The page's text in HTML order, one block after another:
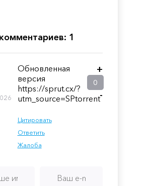
1
Обновленная
версия
https://sprut.cx/?
utm_source=SPtorrent
Цитировать
Ответить
Жалоба
+
0
-